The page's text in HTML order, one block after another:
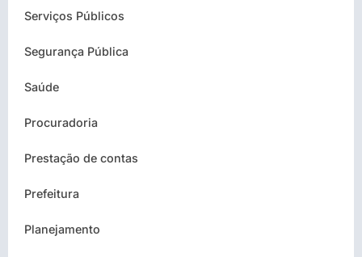
Serviços Públicos
Segurança Pública
Saúde
Procuradoria
Prestação de contas
Prefeitura
Planejamento